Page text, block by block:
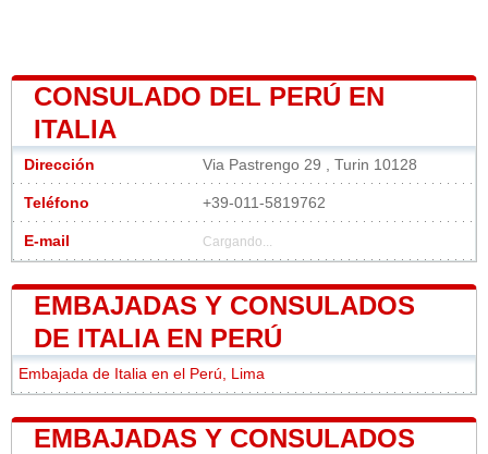
CONSULADO DEL PERÚ EN
ITALIA
Dirección Via Pastrengo 29 , Turin 10128
Teléfono +39-011-5819762
E-mail Cargando...
EMBAJADAS Y CONSULADOS
DE ITALIA EN PERÚ
Embajada de Italia en el Perú, Lima
EMBAJADAS Y CONSULADOS